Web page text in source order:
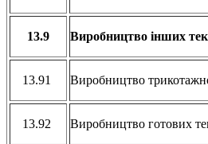
13.9 Виробництво інших
13.91 Виробництво
13.92 Виробництво готових